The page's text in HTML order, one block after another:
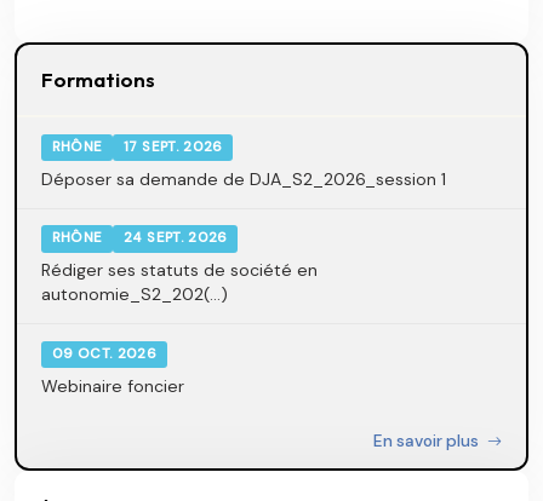
Formations
RHÔNE 17 SEPT. 2026
Déposer sa demande de DJA_S2_2026_session 1
RHÔNE 24 SEPT. 2026
Rédiger ses statuts de société en
autonomie_S2_202(...)
09 OCT. 2026
Webinaire foncier
En savoir plus